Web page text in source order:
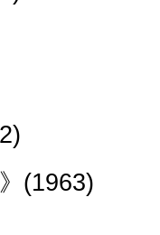
(1963)